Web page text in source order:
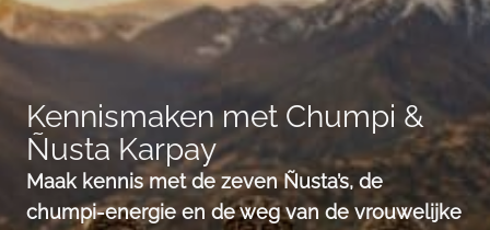
Kennismaken met Chumpi &
Ñusta Karpay
Maak kennis met de zeven Ñusta’s, de
chumpi-energie en de weg van de vrouwelijke